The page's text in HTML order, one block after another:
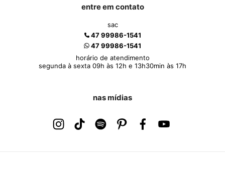
entre em contato
sac
47 99986-1541
47 99986-1541
horário de atendimento
segunda à sexta 09h às 12h e 13h30min às 17h
nas mídias